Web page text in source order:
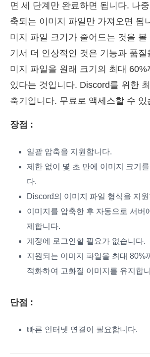
면 세 단계만 완료하면 됩니다. 나
축되는 이미지 파일만 가져오면 됩
미지 파일 크기가 줄어드는 것을 볼
기서 더 인상적인 것은 기능과 품질
미지 파일을 원래 크기의 최대 60%
있다는 것입니다. Discord를 위한
축기입니다. 무료로 액세스할 수 있
장점 :
일괄 압축을 지원합니다.
제한 없이 몇 초 만에 이미지 크기
다.
Discord의 이미지 파일 형식을 지
이미지를 압축한 후 자동으로 서버
제합니다.
계정에 로그인할 필요가 없습니다.
지원되는 이미지 파일을 최대 80%
적화하여 고화질 이미지를 유지합
단점 :
빠른 인터넷 연결이 필요합니다.